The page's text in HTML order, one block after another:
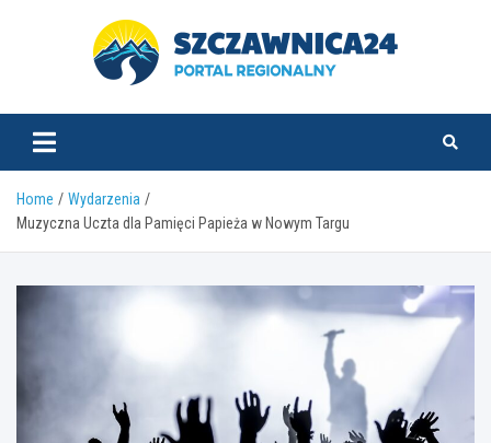
szczawnica24.pl
Home
Wydarzenia
Muzyczna Uczta dla Pamięci Papieża w Nowym Targu